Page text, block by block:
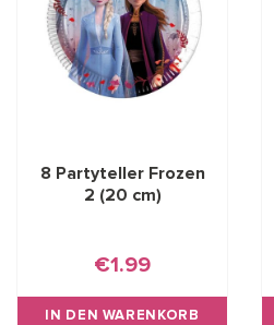
8 Partyteller Frozen
2 (20 cm)
€1.99
IN DEN WARENKORB